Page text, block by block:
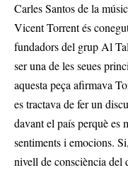
Carles Santos de la
Vicent Torrent és
fundadors del grup Al
ser una de les seues
aquesta peça afirmava
es tractava de fer un
davant el país perquè es
sentiments i emocions.
nivell de consciència del